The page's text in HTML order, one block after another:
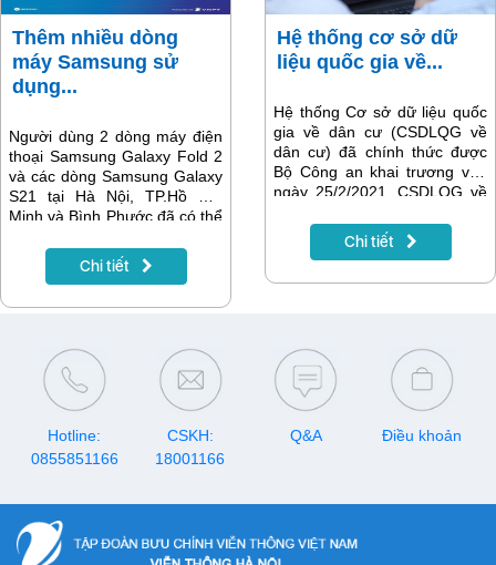
Thêm nhiều dòng
máy Samsung sử
dụng...
Người dùng 2 dòng máy điện
thoại Samsung Galaxy Fold 2
và các dòng Samsung Galaxy
S21 tại Hà Nội, TP.Hồ Chí
Minh và Bình Phước đã có thể
siêu tốc độ.
Chi tiết
Hệ thống cơ sở dữ
liệu quốc gia về...
Hệ thống Cơ sở dữ liệu quốc
gia về dân cư (CSDLQG về
dân cư) đã chính thức được
Bộ Công an khai trương vào
ngày 25/2/2021. CSDLQG về
đột phá trong quản lý dân cư
tại Việt Nam, là hệ thống nền
Tập đoàn VNPT tự hào được
góp sức xây dựng 1 trong 6
cơ sở dữ liệu quan trọng của
đất nước.
Chi tiết
Hotline:
0855851166
CSKH:
18001166
Q&A Điều khoản